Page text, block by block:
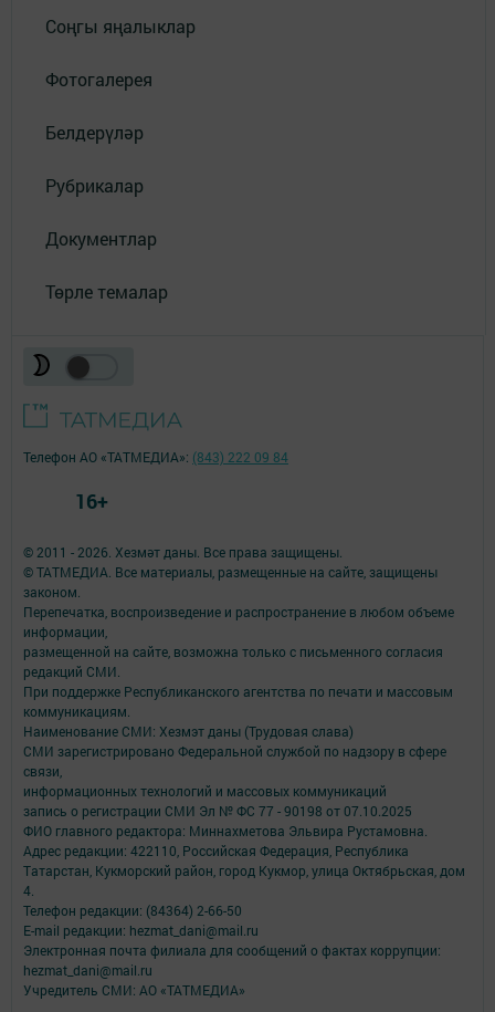
Соңгы яңалыклар
Фотогалерея
Белдерүләр
Рубрикалар
Документлар
Төрле темалар
© 2011 - 2026. Хезмәт даны. Все права защищены.
© ТАТМЕДИА. Все материалы, размещенные на сайте, защищены
законом.
Перепечатка, воспроизведение и распространение в любом объеме
информации,
размещенной на сайте, возможна только с письменного согласия
редакций СМИ.
При поддержке Республиканского агентства по печати и массовым
коммуникациям.
Наименование СМИ: Хезмэт даны (Трудовая слава)
СМИ зарегистрировано Федеральной службой по надзору в сфере
связи,
информационных технологий и массовых коммуникаций
запись о регистрации СМИ Эл № ФС 77 - 90198 от 07.10.2025
ФИО главного редактора: Миннахметова Эльвира Рустамовна.
Адрес редакции: 422110, Российская Федерация, Республика
Татарстан, Кукморский район, город Кукмор, улица Октябрьская, дом
4.
Телефон редакции: (84364) 2-66-50
E-mail редакции: hezmat_dani@mail.ru
Электронная почта филиала для сообщений о фактах коррупции:
hezmat_dani@mail.ru
Учредитель СМИ: АО «ТАТМЕДИА»
Телефон АО «ТАТМЕДИА»: (843) 222 09 84
16+